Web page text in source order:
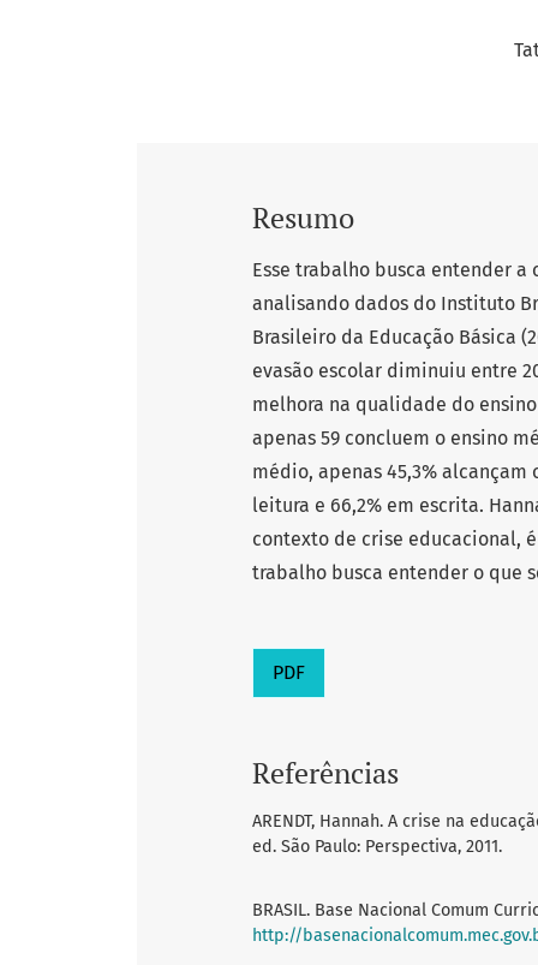
Resumo
Esse trabalho busca entender
analisando dados do Instituto
Brasileiro da Educação Básica
evasão escolar diminuiu entre
melhora na qualidade do
apenas 59 concluem o ensino
médio, apenas 45,3%
leitura e 66,2% em escrita.
contexto de crise educacional,
trabalho busca entender o que
PDF
Referências
ARENDT, Hannah. A crise na
ed. São Paulo: Perspectiva, 2011.
BRASIL. Base Nacional Comum
http://